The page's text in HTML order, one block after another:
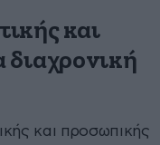
και
διαχρονική
και προσωπικής